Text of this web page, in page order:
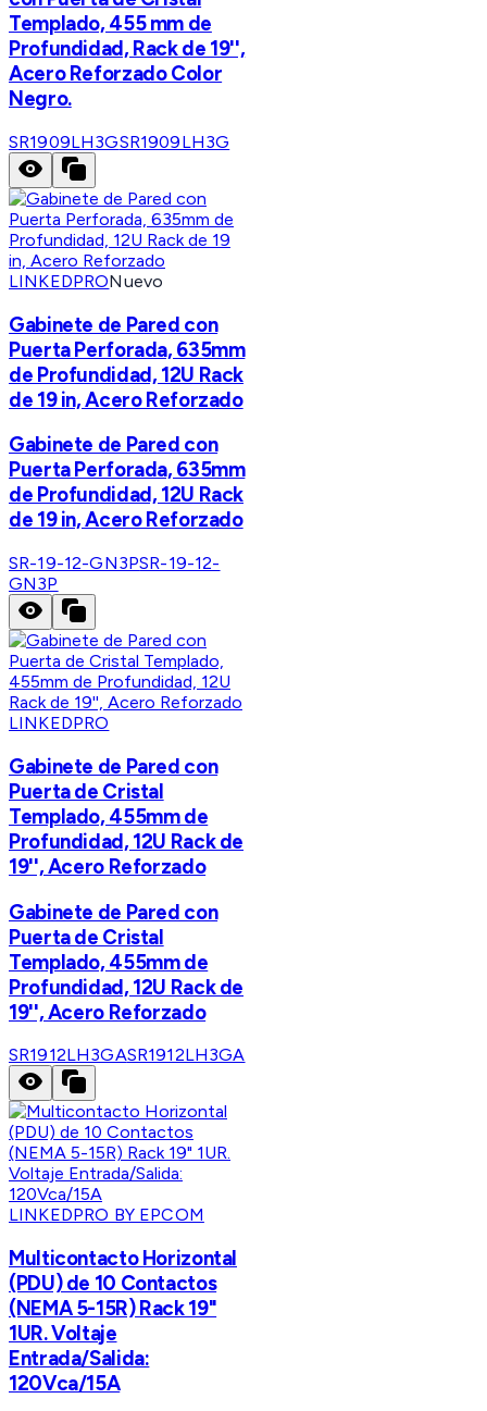
Templado, 455 mm de
Profundidad, Rack de 19'',
Acero Reforzado Color
Negro.
SR1909LH3GSR1909LH3G
LINKEDPRONuevo
Gabinete de Pared con
Puerta Perforada, 635mm
de Profundidad, 12U Rack
de 19 in, Acero Reforzado
Gabinete de Pared con
Puerta Perforada, 635mm
de Profundidad, 12U Rack
de 19 in, Acero Reforzado
SR-19-12-GN3PSR-19-12-
GN3P
LINKEDPRO
Gabinete de Pared con
Puerta de Cristal
Templado, 455mm de
Profundidad, 12U Rack de
19'', Acero Reforzado
Gabinete de Pared con
Puerta de Cristal
Templado, 455mm de
Profundidad, 12U Rack de
19'', Acero Reforzado
SR1912LH3GASR1912LH3GA
LINKEDPRO BY EPCOM
Multicontacto Horizontal
(PDU) de 10 Contactos
(NEMA 5-15R) Rack 19"
1UR. Voltaje
Entrada/Salida:
120Vca/15A